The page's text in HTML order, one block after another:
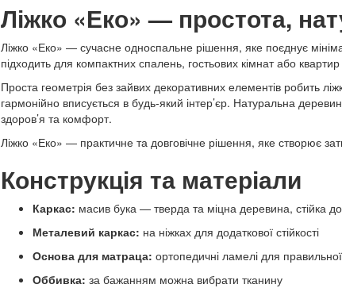
Ліжко «Еко» — простота,
Ліжко «Еко» — сучасне односпальне рішення, яке поєднує
підходить для компактних спалень, гостьових кімнат або
Проста геометрія без зайвих декоративних елементів робить
гармонійно вписується в будь-який інтер’єр. Натуральна
здоров’я та комфорт.
Ліжко «Еко» — практичне та довговічне рішення, яке створює
Конструкція та матеріали
Каркас: масив бука — тверда та міцна деревина, стійка
Металевий каркас: на ніжках для додаткової стійкості
Основа для матраца: ортопедичні ламелі для
Оббивка: за бажанням можна вибрати тканину